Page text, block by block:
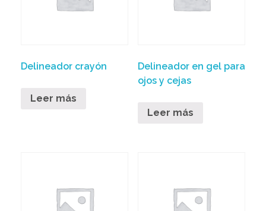
Delineador crayón
Leer más
Delineador en gel para
ojos y cejas
Leer más